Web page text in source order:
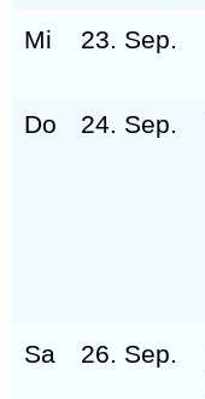
Mi
23. Sep.
Do
24. Sep.
Sa 26. Sep.